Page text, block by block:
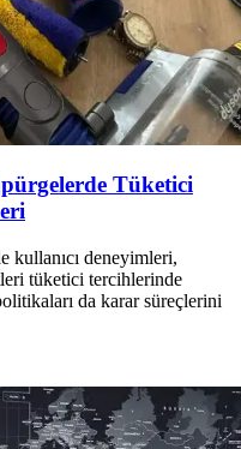
Tüketici
kullanıcı deneyimleri,
tüketici tercihlerinde
da karar süreçlerini